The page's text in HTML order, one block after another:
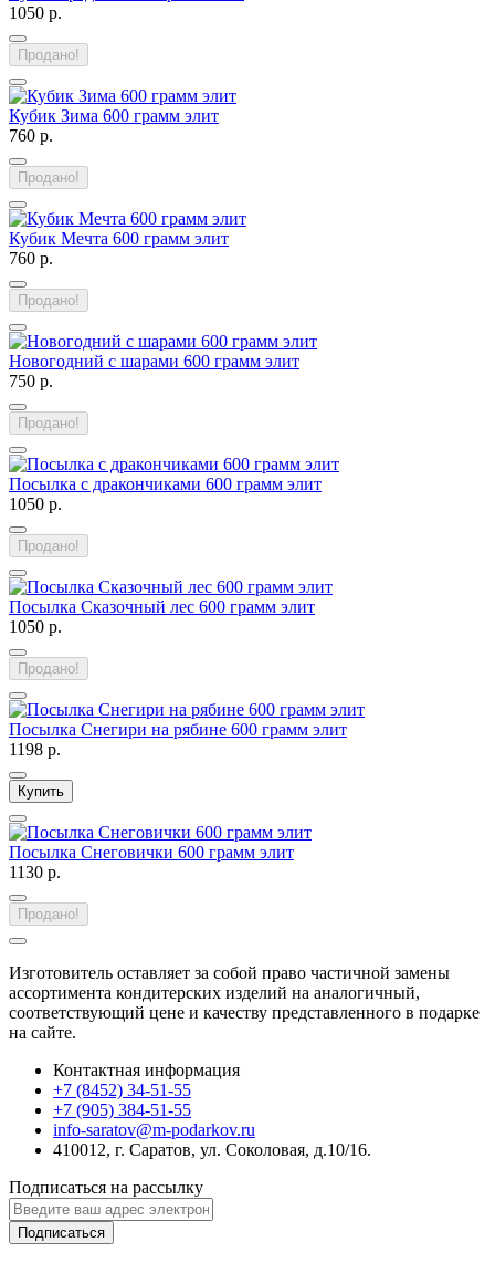
1050 р.
Продано!
Кубик Зима 600 грамм элит
760 р.
Продано!
Кубик Мечта 600 грамм элит
760 р.
Продано!
Новогодний с шарами 600 грамм элит
750 р.
Продано!
Посылка с дракончиками 600 грамм элит
1050 р.
Продано!
Посылка Сказочный лес 600 грамм элит
1050 р.
Продано!
Посылка Снегири на рябине 600 грамм элит
1198 р.
Купить
Посылка Снеговички 600 грамм элит
1130 р.
Продано!
Изготовитель оставляет за собой право частичной замены
ассортимента кондитерских изделий на аналогичный,
соответствующий цене и качеству представленного в подарке
на сайте.
Контактная информация
+7 (8452) 34-51-55
+7 (905) 384-51-55
info-saratov@m-podarkov.ru
410012, г. Саратов, ул. Соколовая, д.10/16.
Подписаться на рассылку
Подписаться